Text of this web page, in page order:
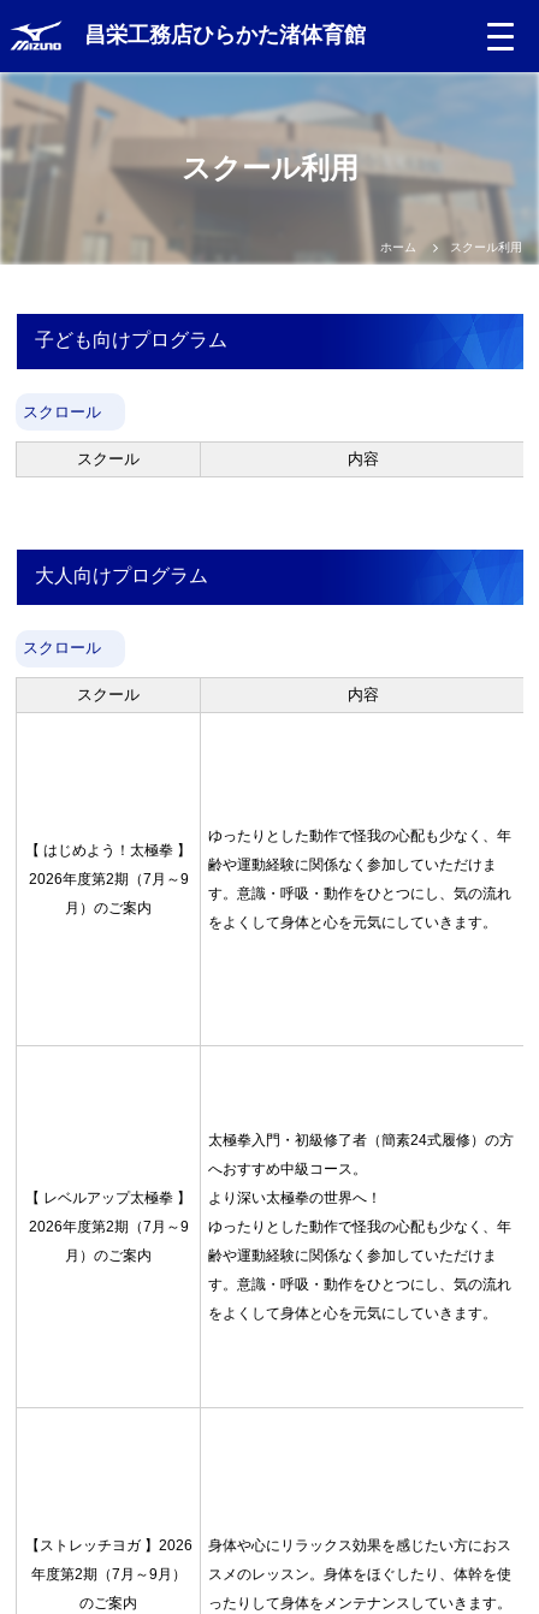
昌栄工務店ひらかた渚体育館
Language
日本語
中文（繁体）
Webアクセシビリティについて
スクール利用
ホーム スクール利用
子ども向けプログラム
スクロール
スクール 内容
大人向けプログラム
スクロール
スクール 内容
【 はじめよう！太極拳 】
2026年度第2期（7月～9
月）のご案内
ゆったりとした動作で怪我の心配も少なく、年
齢や運動経験に関係なく参加していただけま
す。意識・呼吸・動作をひとつにし、気の流れ
をよくして身体と心を元気にしていきます。
【 レベルアップ太極拳 】
2026年度第2期（7月～9
月）のご案内
太極拳入門・初級修了者（簡素24式履修）の方
へおすすめ中級コース。
より深い太極拳の世界へ！
ゆったりとした動作で怪我の心配も少なく、年
齢や運動経験に関係なく参加していただけま
す。意識・呼吸・動作をひとつにし、気の流れ
をよくして身体と心を元気にしていきます。
【ストレッチヨガ 】2026
年度第2期（7月～9月）
のご案内
身体や心にリラックス効果を感じたい方におス
スメのレッスン。身体をほぐしたり、体幹を使
ったりして身体をメンテナンスしていきます。